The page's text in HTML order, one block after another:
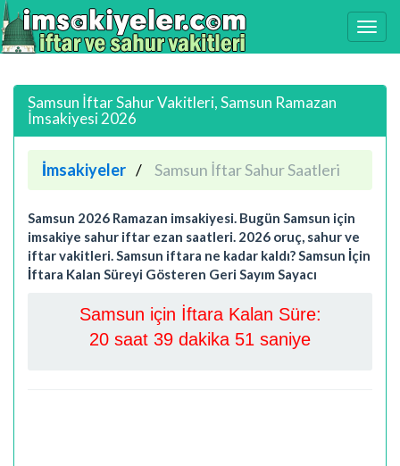
Samsun İftar Sahur Vakitleri, Samsun Ramazan
İmsakiyesi 2026
İmsakiyeler Samsun İftar Sahur Saatleri
Samsun 2026 Ramazan imsakiyesi. Bugün Samsun için
imsakiye sahur iftar ezan saatleri. 2026 oruç, sahur ve
iftar vakitleri. Samsun iftara ne kadar kaldı? Samsun İçin
İftara Kalan Süreyi Gösteren Geri Sayım Sayacı
Samsun için İftara Kalan Süre:
20 saat 39 dakika 50 saniye